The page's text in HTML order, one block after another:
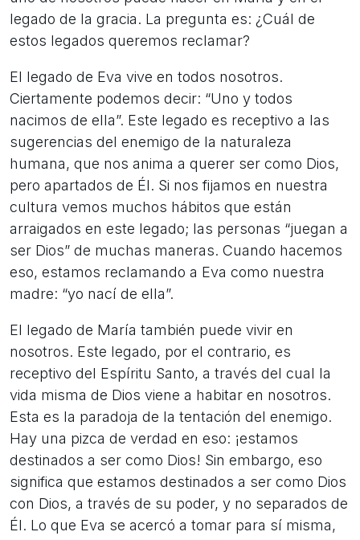
legado de la gracia. La pregunta es: ¿Cuál de
estos legados queremos reclamar?
El legado de Eva vive en todos nosotros.
Ciertamente podemos decir: “Uno y todos
nacimos de ella”. Este legado es receptivo a las
sugerencias del enemigo de la naturaleza
humana, que nos anima a querer ser como Dios,
pero apartados de Él. Si nos fijamos en nuestra
cultura vemos muchos hábitos que están
arraigados en este legado; las personas “juegan a
ser Dios” de muchas maneras. Cuando hacemos
eso, estamos reclamando a Eva como nuestra
madre: “yo nací de ella”.
El legado de María también puede vivir en
nosotros. Este legado, por el contrario, es
receptivo del Espíritu Santo, a través del cual la
vida misma de Dios viene a habitar en nosotros.
Esta es la paradoja de la tentación del enemigo.
Hay una pizca de verdad en eso: ¡estamos
destinados a ser como Dios! Sin embargo, eso
significa que estamos destinados a ser como Dios
con Dios, a través de su poder, y no separados de
Él. Lo que Eva se acercó a tomar para sí misma,